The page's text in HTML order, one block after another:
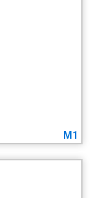
M1